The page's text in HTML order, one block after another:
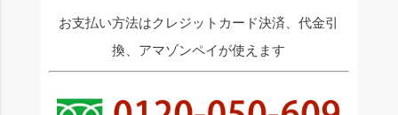
お支払い方法はクレジットカード決済、代金引
換、アマゾンペイが使えます